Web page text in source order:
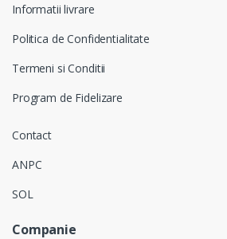
Informatii livrare
Politica de Confidentialitate
Termeni si Conditii
Program de Fidelizare
Contact
ANPC
SOL
Companie